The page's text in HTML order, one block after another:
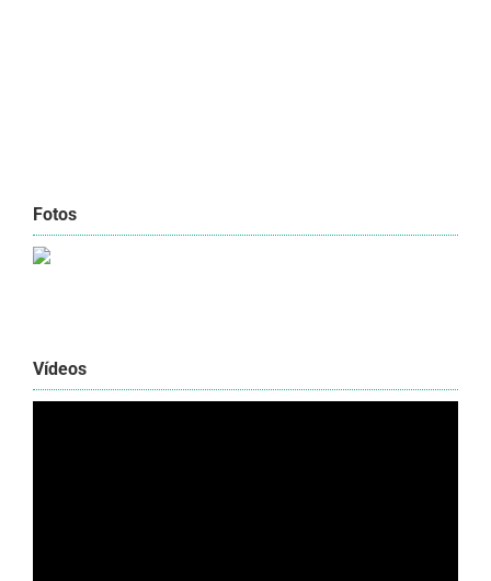
Fotos
Vídeos